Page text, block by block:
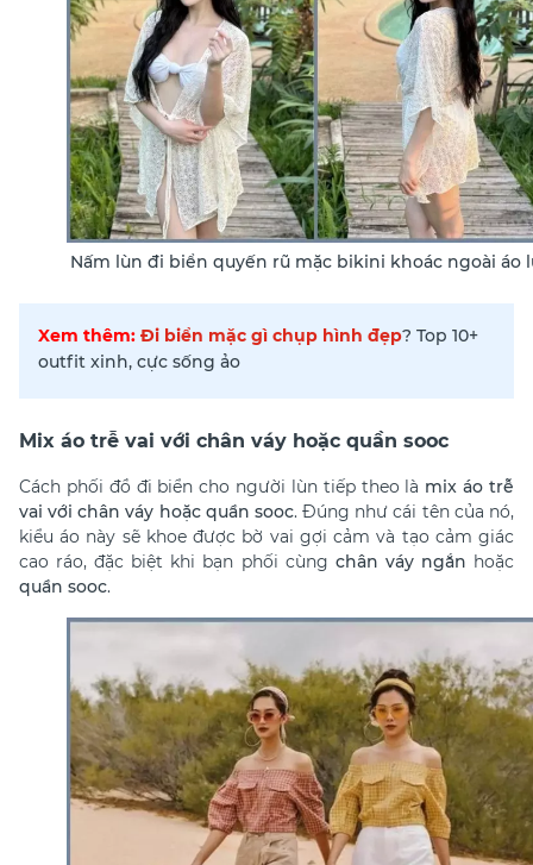
Nấm lùn đi biển quyến rũ mặc bikini khoác ngoài áo
Xem thêm: Đi biển mặc gì chụp hình đẹp? Top 10+
outfit xinh, cực sống ảo
Mix áo trễ vai với chân váy hoặc quần sooc
Cách phối đồ đi biển cho người lùn tiếp theo là mix áo trễ
vai với chân váy hoặc quần sooc. Đúng như cái tên của nó,
kiểu áo này sẽ khoe được bờ vai gợi cảm và tạo cảm giác
cao ráo, đặc biệt khi bạn phối cùng chân váy ngắn hoặc
quần sooc.